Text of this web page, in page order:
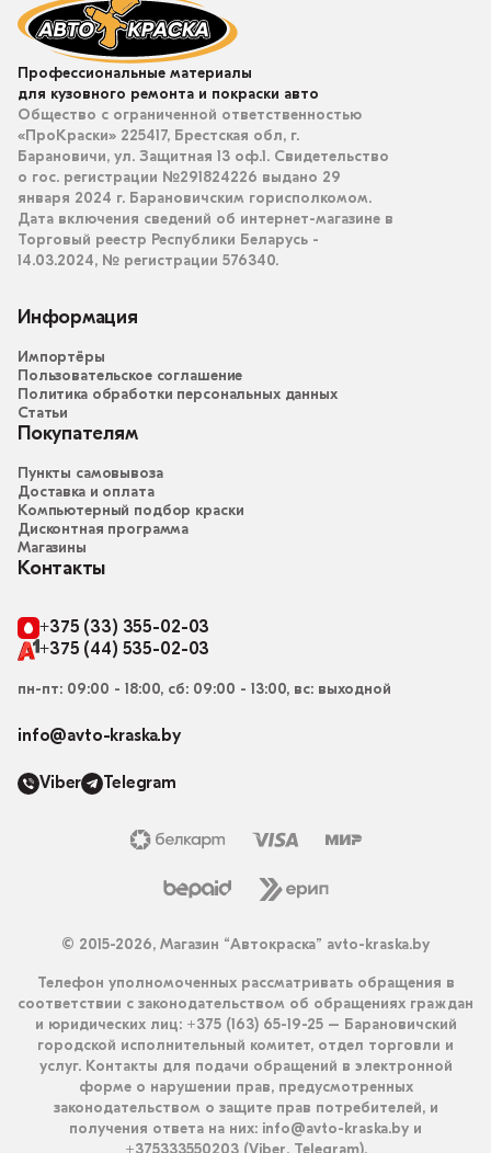
Профессиональные материалы
для кузовного ремонта и покраски авто
Общество с ограниченной ответственностью
«ПроКраски» 225417, Брестская обл, г.
Барановичи, ул. Защитная 13 оф.1. Свидетельство
о гос. регистрации №291824226 выдано 29
января 2024 г. Барановичским горисполкомом.
Дата включения сведений об интернет-магазине в
Торговый реестр Республики Беларусь -
14.03.2024, № регистрации 576340.
Информация
Импортёры
Пользовательское соглашение
Политика обработки персональных данных
Статьи
Покупателям
Пункты самовывоза
Доставка и оплата
Компьютерный подбор краски
Дисконтная программа
Магазины
Контакты
+375 (33) 355-02-03
+375 (44) 535-02-03
пн-пт: 09:00 - 18:00, сб: 09:00 - 13:00, вс: выходной
info@avto-kraska.by
Viber Telegram
© 2015-2026, Магазин “Автокраска” avto-kraska.by
Телефон уполномоченных рассматривать обращения в
соответствии с законодательством об обращениях граждан
и юридических лиц: +375 (163) 65-19-25 – Барановичский
городской исполнительный комитет, отдел торговли и
услуг. Контакты для подачи обращений в электронной
форме о нарушении прав, предусмотренных
законодательством о защите прав потребителей, и
получения ответа на них: info@avto-kraska.by и